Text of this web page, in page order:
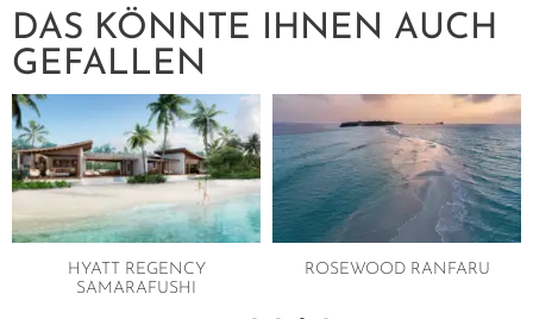
DAS KÖNNTE IHNEN AUCH
GEFALLEN
HYATT REGENCY
SAMARAFUSHI
ROSEWOOD RANFARU